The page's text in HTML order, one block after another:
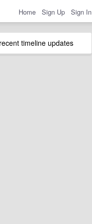
Home Sign Up Sign In
timeline updates